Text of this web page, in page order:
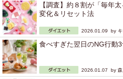
【調査】約８割が「毎年
変化＆リセット法
2026.01.09 by
食べすぎた翌日のNG行動
2026.01.07 by